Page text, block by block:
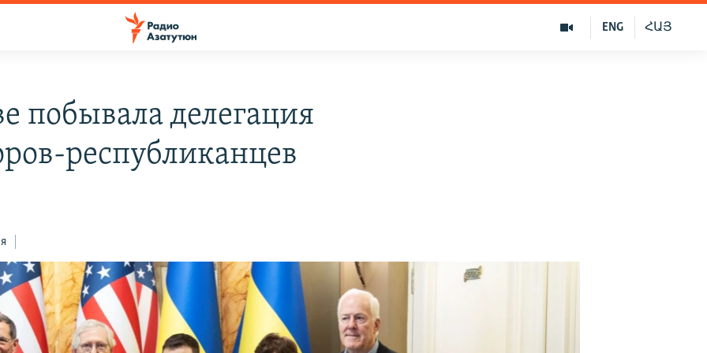
ՀԱՅ
ENG
побывала делегация
республиканцев